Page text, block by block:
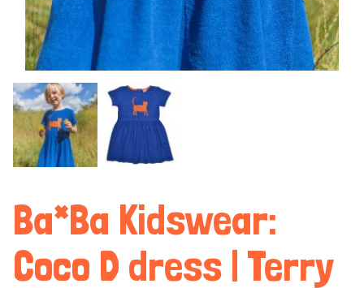
Ba*Ba Kidswear:
Coco D dress | Terry